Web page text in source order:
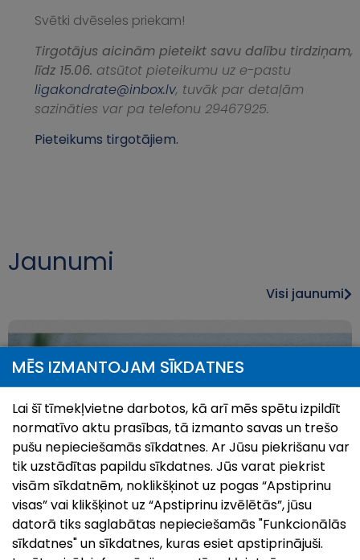
Svētki dvēseles priekam!
Tirgotājus aicinām pieteikt savu dalību tirdziņam,
līdz 15.06. atsūtot pieteikumu uz e-pastu
ligakondrate@inbox.lv, tuvāk par detaļām
sazināties var pa telefonu 29467925.
Pieteikums tirgotājiem.
Jaunumi
Visi jaunumi
Pilsētas svētki`26 | Zilupei 95
28.Jul, 2026
MĒS IZMANTOJAM SĪKDATNES
Lai šī tīmekļvietne darbotos, kā arī mēs spētu izpildīt
normatīvo aktu prasības, tā izmanto savas un trešo
pušu nepieciešamās sīkdatnes. Ar Jūsu piekrišanu var
tik uzstādītas papildu sīkdatnes. Jūs varat piekrist
visām sīkdatnēm, noklikšķinot uz pogas “Apstiprinu
visas” vai klikšķinot uz “Apstiprinu izvēlētās”, jūsu
datorā tiks saglabātas nepieciešamās "Funkcionālās
sīkdatnes" un sīkdatnes, kuras esiet apstiprinājuši.